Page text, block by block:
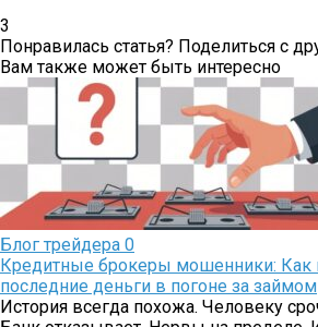
3
Понравилась статья? Поделиться с
Вам также может быть интересно
Блог трейдера 0
Кредитные брокеры мошенники: Как
последние деньги в погоне за займом
История всегда похожа. Человеку